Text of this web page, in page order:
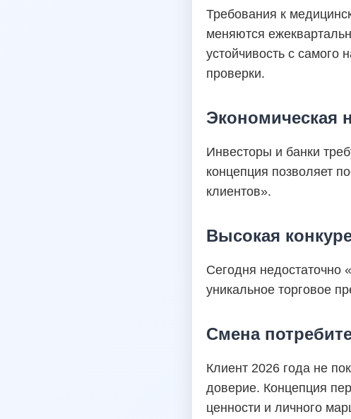
Требования к
меняются
устойчивость с
проверки.
Экономическая
Инвесторы и банки
концепция позволяет
клиентов».
Высокая
Сегодня недостаточно
уникальное торговое
Смена
Клиент 2026 года не
доверие. Концепция
ценности и личного